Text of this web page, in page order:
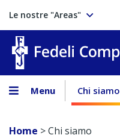
Le nostre "Areas"
Menu Chi siamo
Home >Chi siamo